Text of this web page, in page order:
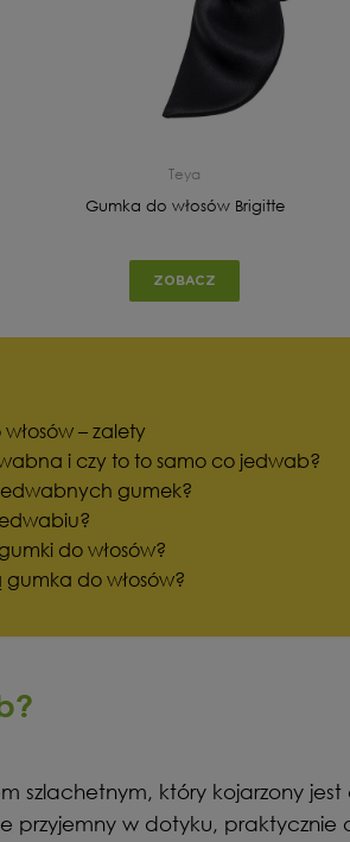
Teya
Gumka do włosów Brigitte
ZOBACZ
– zalety
i czy to to samo co jedwab?
gumek?
do włosów?
do włosów?
szlachetnym, który kojarzony
przyjemny w dotyku, praktycznie